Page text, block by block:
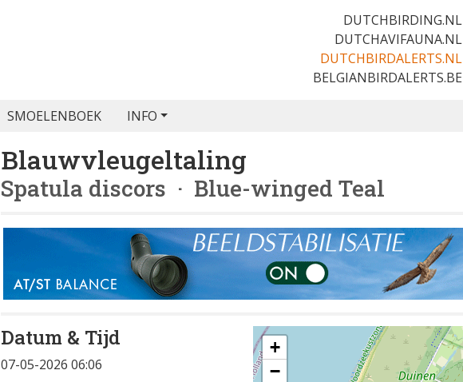
DUTCHBIRDING.NL
DUTCHAVIFAUNA.NL
DUTCHBIRDALERTS.NL
BELGIANBIRDALERTS.BE
SMOELENBOEK INFO
Blauwvleugeltaling
Spatula discors · Blue-winged Teal
Datum & Tijd
07-05-2026 06:06
+
−